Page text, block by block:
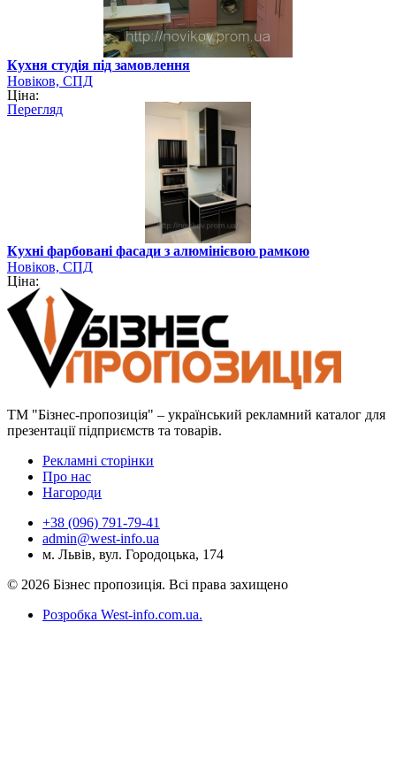
Кухня студія під замовлення
Новіков, СПД
Ціна:
Перегляд
Кухні фарбовані фасади з алюмінієвою рамкою
Новіков, СПД
Ціна:
ТМ "Бізнес-пропозиція" – український рекламний каталог для
презентації підприємств та товарів.
Рекламні сторінки
Про нас
Нагороди
+38 (096) 791-79-41
admin@west-info.ua
м. Львів, вул. Городоцька, 174
© 2026 Бізнес пропозиція. Всі права захищено
Розробка West-info.com.ua.